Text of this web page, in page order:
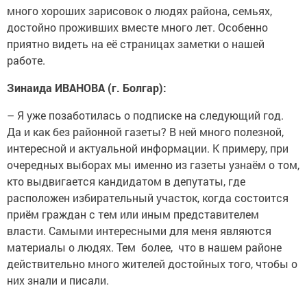
много хороших зарисовок о людях района, семьях,
достойно проживших вместе много лет. Особенно
приятно видеть на её страницах заметки о нашей
работе.
Зинаида ИВАНОВА (г. Болгар):
– Я уже позаботилась о подписке на следующий год.
Да и как без районной газеты? В ней много полезной,
интересной и актуальной информации. К примеру, при
очередных выборах мы именно из газеты узнаём о том,
кто выдвигается кандидатом в депутаты, где
расположен избирательный участок, когда состоится
приём граждан с тем или иным представителем
власти. Самыми интересными для меня являются
материалы о людях. Тем более, что в нашем районе
действительно много жителей достойных того, чтобы о
них знали и писали.